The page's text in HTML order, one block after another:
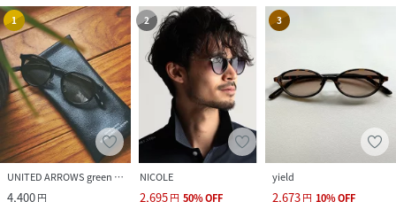
1
UNITED ARROWS green label relaxing
4,400円
2
NICOLE
2,695円 50%OFF
3
yield
2,673円 10%OFF